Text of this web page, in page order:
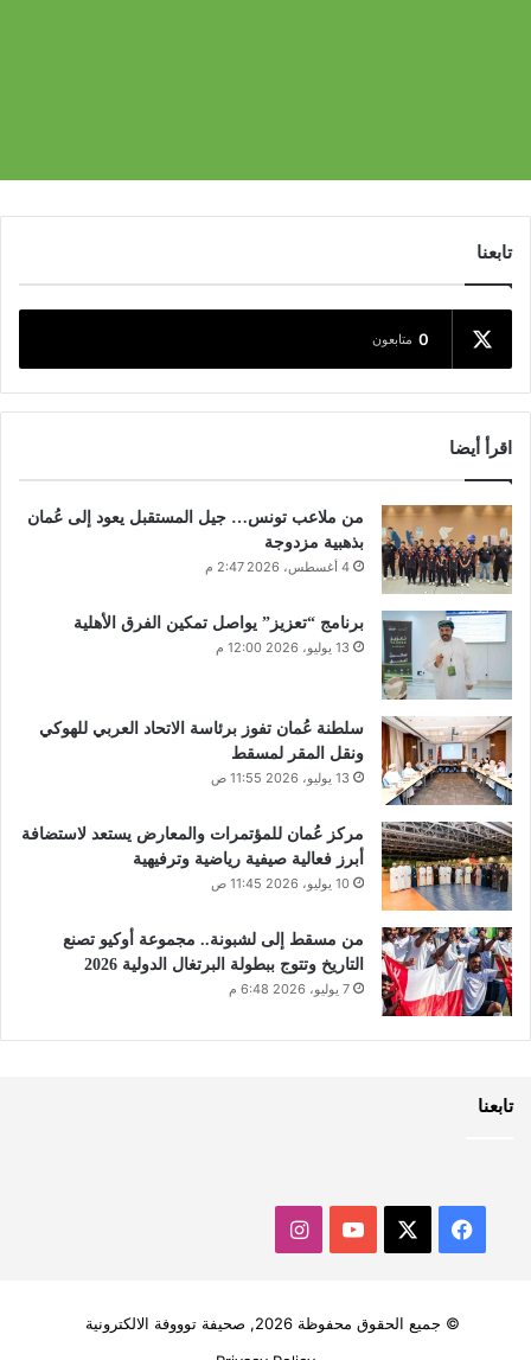
تابعنا
0 متابعون
اقرأ أيضا
من ملاعب تونس… جيل المستقبل يعود إلى عُمان
بذهبية مزدوجة
4 أغسطس، 2026 2:47 م
برنامج “تعزيز” يواصل تمكين الفرق الأهلية
13 يوليو، 2026 12:00 م
سلطنة عُمان تفوز برئاسة الاتحاد العربي للهوكي
ونقل المقر لمسقط
13 يوليو، 2026 11:55 ص
مركز عُمان للمؤتمرات والمعارض يستعد لاستضافة
أبرز فعالية صيفية رياضية وترفيهية
10 يوليو، 2026 11:45 ص
من مسقط إلى لشبونة.. مجموعة أوكيو تصنع
التاريخ وتتوج ببطولة البرتغال الدولية 2026
7 يوليو، 2026 6:48 م
تابعنا
فيسبوك ‫YouTubeانستقرام
© جميع الحقوق محفوظة 2026, صحيفة توووفة الالكترونية